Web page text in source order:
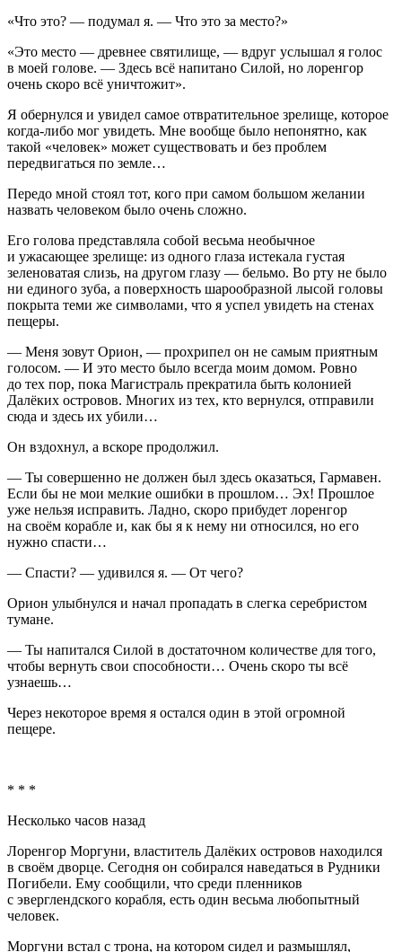
«Что это? — подумал я. — Что это за место?»
«Это место — древнее святилище, — вдруг услышал я голос
в моей голове. — Здесь всё напитано Силой, но лоренгор
очень скоро всё уничтожит».
Я обернулся и увидел самое отвратительное зрелище, которое
когда-либо мог увидеть. Мне вообще было непонятно, как
такой «человек» может существовать и без проблем
передвигаться по земле…
Передо мной стоял тот, кого при самом большом желании
назвать человеком было очень сложно.
Его голова представляла собой весьма необычное
и ужасающее зрелище: из одного глаза истекала густая
зеленоватая слизь, на другом глазу — бельмо. Во рту не было
ни единого зуба, а поверхность шарообразной лысой головы
покрыта теми же символами, что я успел увидеть на стенах
пещеры.
— Меня зовут Орион, — прохрипел он не самым приятным
голосом. — И это место было всегда моим домом. Ровно
до тех пор, пока Магистраль прекратила быть колонией
Далёких островов. Многих из тех, кто вернулся, отправили
сюда и здесь их убили…
Он вздохнул, а вскоре продолжил.
— Ты совершенно не должен был здесь оказаться, Гармавен.
Если бы не мои мелкие ошибки в прошлом… Эх! Прошлое
уже нельзя исправить. Ладно, скоро прибудет лоренгор
на своём корабле и, как бы я к нему ни относился, но его
нужно спасти…
— Спасти? — удивился я. — От чего?
Орион улыбнулся и начал пропадать в слегка серебристом
тумане.
— Ты напитался Силой в достаточном количестве для того,
чтобы вернуть свои способности… Очень скоро ты всё
узнаешь…
Через некоторое время я остался один в этой огромной
пещере.
* * *
Несколько часов назад
Лоренгор Моргуни, властитель Далёких островов находился
в своём дворце. Сегодня он собирался наведаться в Рудники
Погибели. Ему сообщили, что среди пленников
с эверглендского корабля, есть один весьма любопытный
человек.
Моргуни встал с трона, на котором сидел и размышлял,